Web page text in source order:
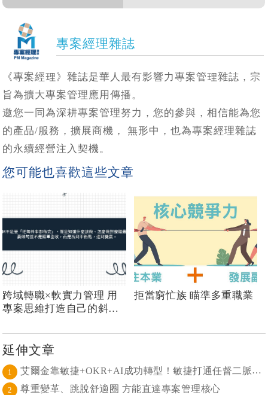
專案經理雜誌
《專案經理》雜誌是華人最有影響力專案管理雜誌，宗
旨為擴大專案管理應用傳播。
邀您一同為深耕專案管理努力，您的參與，相信能為您
的產品/服務，擴展商機， 無形中，也為專案經理雜誌
的永續經營注入契機。
您可能也喜歡這些文章
跨域轉職×軟實力管理 用
專案思維打造自己的斜槓
拒當窮忙族 瞄準多重職業
延伸文章
1 艾爾金靠敏捷+OKR+AI成功轉型！敏捷打通任督二脈， 避免文化與流程「卡卡」導致溝通無效
2 尊重變革、跳脫舒適圈 方能直達專案管理核心